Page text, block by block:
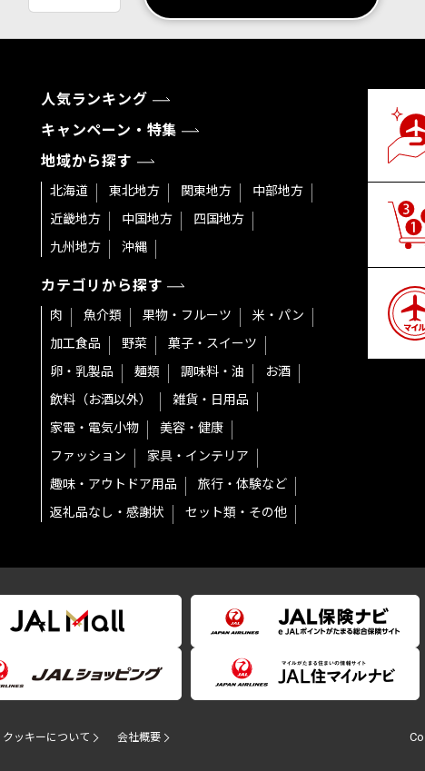
人気ランキング
キャンペーン・特集
地域から探す
北海道 東北地方 関東地方
中部地方
近畿地方
中国地方
四国地方
九州地方
沖縄
カテゴリから探す
肉 魚介類 果物・フルーツ
米・パン
加工食品
野菜
菓子・スイーツ
卵・乳製品
麺類 調味料・油
お酒
飲料（お酒以外）
雑貨・日用品
家電・電気小物
美容・健康
ファッション
家具・インテリア
趣味・アウトドア用品
旅行・体験など
返礼品なし・感謝状
セット類・その他
クッキーについて 会社概要